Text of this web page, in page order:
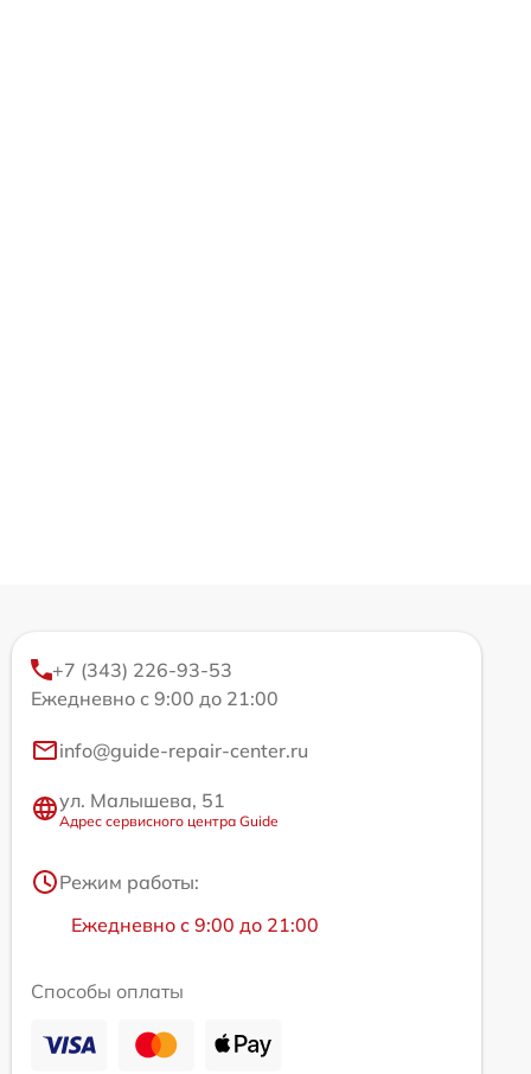
+7 (343) 226-93-53
Ежедневно с 9:00 до 21:00
info@guide-repair-center.ru
ул. Малышева, 51
Адрес сервисного центра Guide
Режим работы:
Ежедневно с 9:00 до 21:00
Способы оплаты